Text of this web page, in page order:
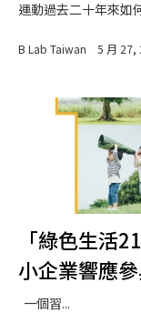
運動過去二十年來如
B Lab Taiwan 5 月 27,
「綠色生活
小企業響應
活
一個習...